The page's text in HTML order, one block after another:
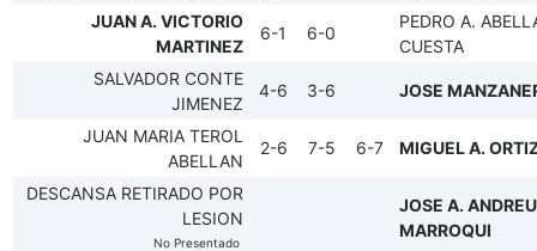
JUAN A. VICTORIO
MARTINEZ
6-1 6-0
PEDRO A.
CUESTA
SALVADOR CONTE
JIMENEZ
4-6 3-6 JOSE
JUAN MARIA TEROL
ABELLAN
2-6 7-5 6-7 MIGUEL A.
DESCANSA RETIRADO POR
LESION
No Presentado
JOSE A. ANDREU
MARROQUI